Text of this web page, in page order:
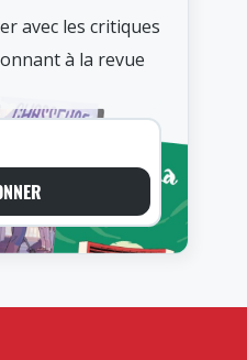
avec les critiques
à la revue